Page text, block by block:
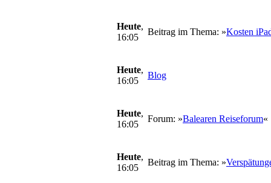
Heute,
16:05
Beitrag im Thema: »Kosten
Heute,
16:05
Blog
Heute,
16:05
Forum: »Balearen Reiseforum«
Heute,
16:05
Beitrag im Thema: »